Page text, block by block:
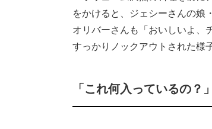
をかけると、ジェシーさんの娘
オリバーさんも「おいしいよ、
すっかりノックアウトされた様
「これ何入っているの